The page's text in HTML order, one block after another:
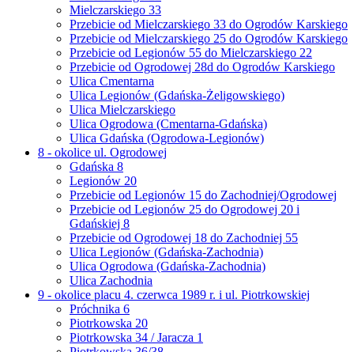
Mielczarskiego 33
Przebicie od Mielczarskiego 33 do Ogrodów Karskiego
Przebicie od Mielczarskiego 25 do Ogrodów Karskiego
Przebicie od Legionów 55 do Mielczarskiego 22
Przebicie od Ogrodowej 28d do Ogrodów Karskiego
Ulica Cmentarna
Ulica Legionów (Gdańska-Żeligowskiego)
Ulica Mielczarskiego
Ulica Ogrodowa (Cmentarna-Gdańska)
Ulica Gdańska (Ogrodowa-Legionów)
8 - okolice ul. Ogrodowej
Gdańska 8
Legionów 20
Przebicie od Legionów 15 do Zachodniej/Ogrodowej
Przebicie od Legionów 25 do Ogrodowej 20 i
Gdańskiej 8
Przebicie od Ogrodowej 18 do Zachodniej 55
Ulica Legionów (Gdańska-Zachodnia)
Ulica Ogrodowa (Gdańska-Zachodnia)
Ulica Zachodnia
9 - okolice placu 4. czerwca 1989 r. i ul. Piotrkowskiej
Próchnika 6
Piotrkowska 20
Piotrkowska 34 / Jaracza 1